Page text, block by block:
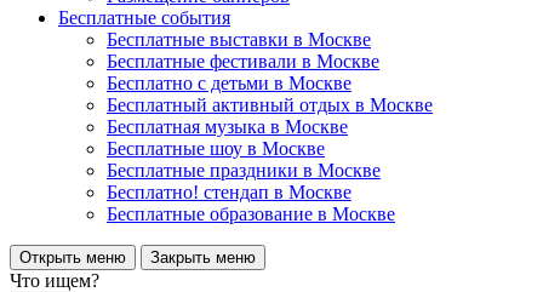
Бесплатные события
Бесплатные выставки в Москве
Бесплатные фестивали в Москве
Бесплатно с детьми в Москве
Бесплатный активный отдых в Москве
Бесплатная музыка в Москве
Бесплатные шоу в Москве
Бесплатные праздники в Москве
Бесплатно! стендап в Москве
Бесплатные образование в Москве
Открыть меню Закрыть меню
Что ищем?